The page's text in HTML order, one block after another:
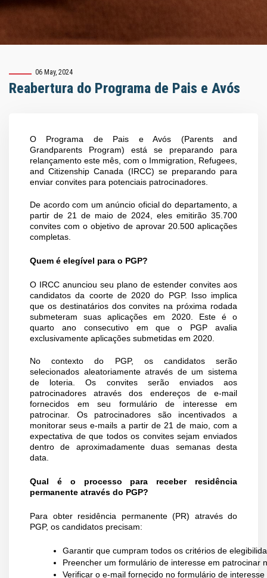
06 May, 2024
Reabertura do Programa de Pais e Avós
O Programa de Pais e Avós (Parents and
Grandparents Program) está se preparando para
relançamento este mês, com o Immigration, Refugees,
and Citizenship Canada (IRCC) se preparando para
enviar convites para potenciais patrocinadores.
De acordo com um anúncio oficial do departamento, a
partir de 21 de maio de 2024, eles emitirão 35.700
convites com o objetivo de aprovar 20.500 aplicações
completas.
Quem é elegível para o PGP?
O IRCC anunciou seu plano de estender convites aos
candidatos da coorte de 2020 do PGP. Isso implica
que os destinatários dos convites na próxima rodada
submeteram suas aplicações em 2020. Este é o
quarto ano consecutivo em que o PGP avalia
exclusivamente aplicações submetidas em 2020.
No contexto do PGP, os candidatos serão
selecionados aleatoriamente através de um sistema
de loteria. Os convites serão enviados aos
patrocinadores através dos endereços de e-mail
fornecidos em seu formulário de interesse em
patrocinar. Os patrocinadores são incentivados a
monitorar seus e-mails a partir de 21 de maio, com a
expectativa de que todos os convites sejam enviados
dentro de aproximadamente duas semanas desta
data.
Qual é o processo para receber residência
permanente através do PGP?
Para obter residência permanente (PR) através do
PGP, os candidatos precisam:
Garantir que cumpram todos os critérios de
Preencher um formulário de interesse em patrocinar
Verificar o e-mail fornecido no formulário de